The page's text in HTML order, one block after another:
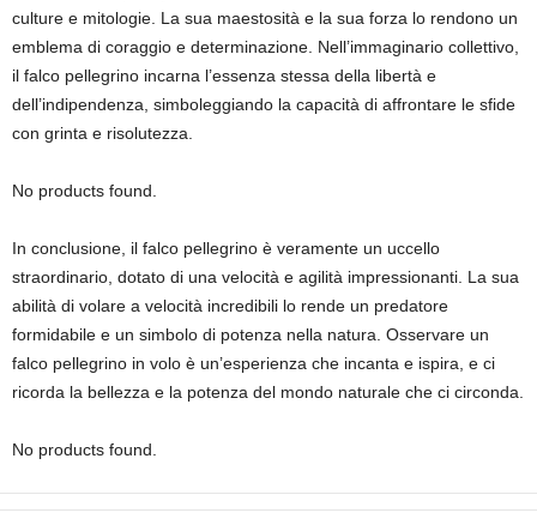
culture e mitologie. La sua maestosità e la sua forza lo rendono un
emblema di coraggio e determinazione. Nell’immaginario collettivo,
il falco pellegrino incarna l’essenza stessa della libertà e
dell’indipendenza, simboleggiando la capacità di affrontare le sfide
con grinta e risolutezza.
No products found.
In conclusione, il falco pellegrino è veramente un uccello
straordinario, dotato di una velocità e agilità impressionanti. La sua
abilità di volare a velocità incredibili lo rende un predatore
formidabile e un simbolo di potenza nella natura. Osservare un
falco pellegrino in volo è un’esperienza che incanta e ispira, e ci
ricorda la bellezza e la potenza del mondo naturale che ci circonda.
No products found.